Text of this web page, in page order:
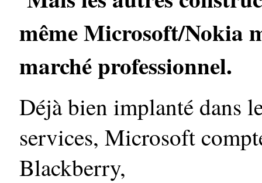
même Microsoft/Nokia
marché professionnel.
Déjà bien implanté dans
services, Microsoft
Blackberry,